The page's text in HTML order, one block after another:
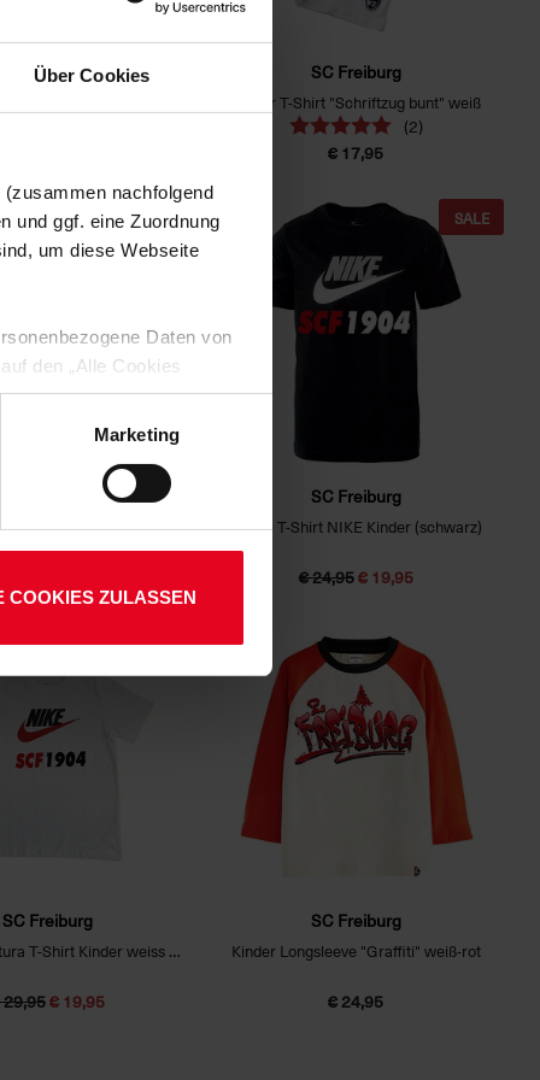
Über Cookies
nachfolgend
und ggf. eine Zuordnung
um diese Webseite
Daten von
den „Alle Cookies
Verarbeitung Ihrer
Art. 6 Abs. 1 lit. a DSGVO
Ihre etwaig erteilten
Marketing
COOKIES ZULASSEN
SC Freiburg SC Freiburg
Kinder T-Shirt "Schriftzug bunt" weiß
(2)
€ 17,95
NIKE Kinder (weiß)
SALE
SC Freiburg
Futura T-Shirt NIKE Kinder (schwarz)
€ 24,95€ 19,95
SALE
SC Freiburg
SCF NIKE Futura T-Shirt Kinder weiss 25/26
€ 19,95
SALE
SC Freiburg
Kinder Longsleeve "Graffiti" weiß-rot
€ 24,95